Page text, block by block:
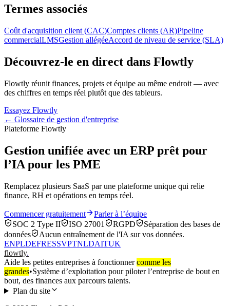
Termes associés
Coût d'acquisition client (CAC)Comptes clients (AR)Pipeline
commercialLMSGestion allégéeAccord de niveau de service (SLA)
Découvrez-le en direct dans Flowtly
Flowtly réunit finances, projets et équipe au même endroit — avec
des chiffres en temps réel plutôt que des tableurs.
Essayez Flowtly
← Glossaire de gestion d'entreprise
Plateforme Flowtly
Gestion unifiée avec un ERP prêt pour
l’IA pour les PME
Remplacez plusieurs SaaS par une plateforme unique qui relie
finance, RH et opérations en temps réel.
Commencer gratuitement
Parler à l’équipe
SOC 2 Type II
ISO 27001 RGPD
Séparation des bases de
données
Aucun entraînement de l'IA sur vos données.
ENPLDEFRESSVPTNLDAITUK
flowtly.
Aide les petites entreprises à fonctionnercomme les
grandes•Système d’exploitation pour piloter l’entreprise de bout en
bout, des finances aux parcours talents.
Plan du site